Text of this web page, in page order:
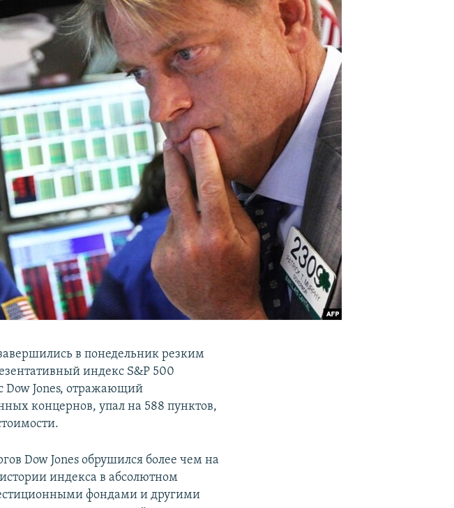
в понедельник резким
индекс S&P 500
Dow Jones, отражающий
концернов, упал на 588 пунктов,
Dow Jones обрушился более чем на
индекса в абсолютном
фондами и другими